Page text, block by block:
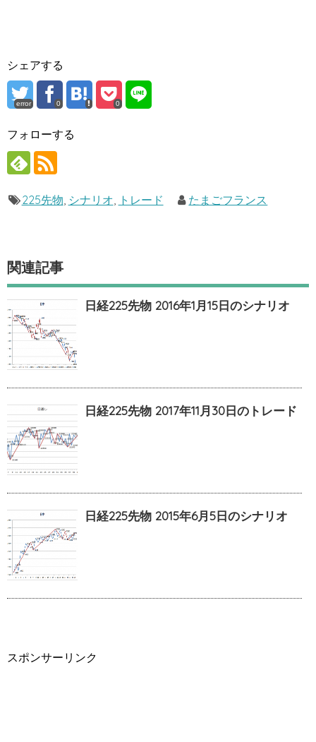
シェアする
error 0 0
フォローする
225先物 シナリオ トレード たまごフランス
関連記事
日経225先物 2016年1月15日のシナリオ
日経225先物 2017年11月30日のトレード
日経225先物 2015年6月5日のシナリオ
スポンサーリンク